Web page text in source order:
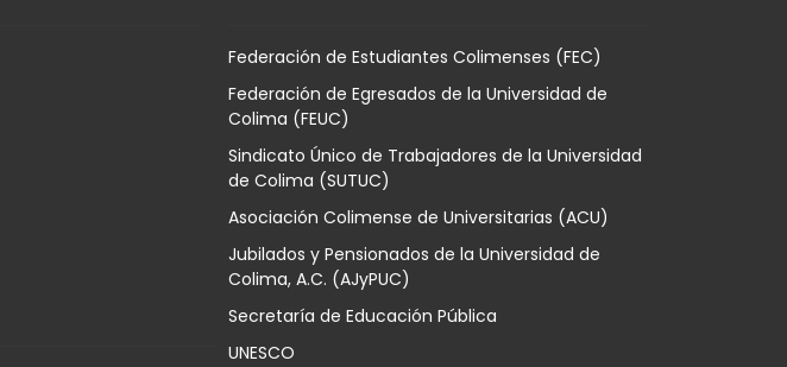
Federación de Estudiantes Colimenses (FEC)
Federación de Egresados de la Universidad de
Colima (FEUC)
Sindicato Único de Trabajadores de la Universidad
de Colima (SUTUC)
Asociación Colimense de Universitarias (ACU)
Jubilados y Pensionados de la Universidad de
Colima, A.C. (AJyPUC)
Secretaría de Educación Pública
UNESCO